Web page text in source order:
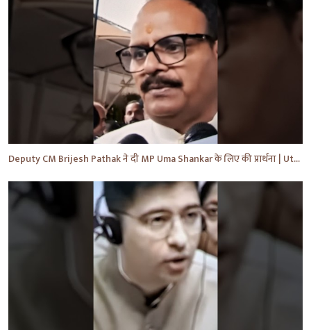
Deputy CM Brijesh Pathak ने दी MP Uma Shankar के लिए की प्रार्थना | Uttar Pradesh News #shorts #yt